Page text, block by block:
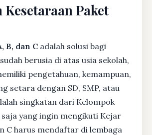
Paket
B, dan C adalah solusi bagi
berusia di atas usia sekolah,
pengetahuan, kemampuan,
setara dengan SD, SMP, atau
singkatan dari Kelompok
saja yang ingin mengikuti Kejar
C harus mendaftar di lembaga